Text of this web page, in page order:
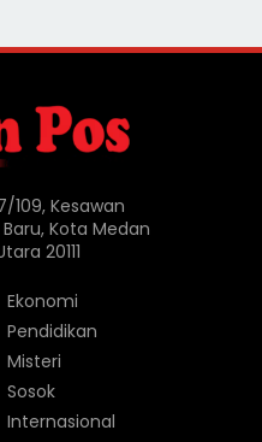
109, Kesawan
Kota Medan
20111
Ekonomi
Pendidikan
Misteri
Sosok
Internasional